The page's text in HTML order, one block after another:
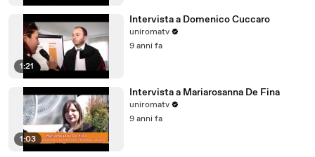
1:21
Intervista a Domenico Cuccaro
uniromatv
9 anni fa
1:03
Intervista a Mariarosanna De Fina
uniromatv
9 anni fa